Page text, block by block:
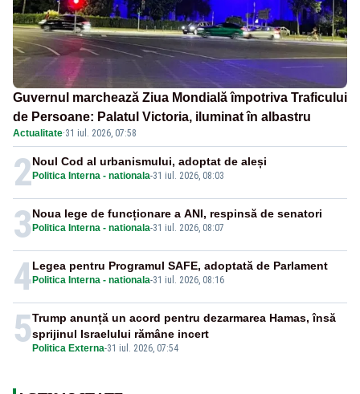
Guvernul marchează Ziua Mondială împotriva Traficului
de Persoane: Palatul Victoria, iluminat în albastru
Actualitate·31 iul. 2026, 07:58
2 Politica Interna - nationala-31 iul. 2026, 08:03
Noul Cod al urbanismului, adoptat de aleși
3 Politica Interna - nationala-31 iul. 2026, 08:07
Noua lege de funcționare a ANI, respinsă de senatori
4 Politica Interna - nationala-31 iul. 2026, 08:16
Legea pentru Programul SAFE, adoptată de Parlament
5 Politica Externa-31 iul. 2026, 07:54
Trump anunță un acord pentru dezarmarea Hamas, însă
sprijinul Israelului rămâne incert